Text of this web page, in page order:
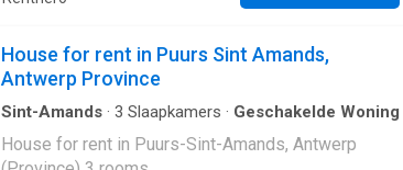
House for rent in Puurs Sint Amands,
Antwerp Province
Sint-Amands · 3 Slaapkamers · Geschakelde Woning
House for rent in Puurs-Sint-Amands, Antwerp